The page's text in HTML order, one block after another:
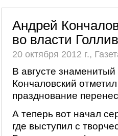
Андрей
во власти
20 октября 2012 г.,
В августе
Кончаловский
празднование
А теперь вот начал
где выступил с